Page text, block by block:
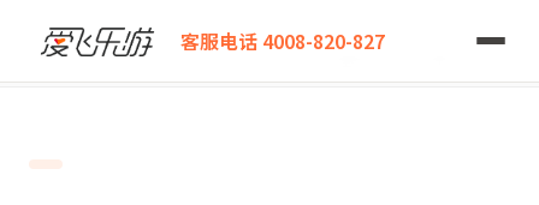
客服电话 4008-820-827
爱飞乐游
2026北欧追光白皮书：从北京躺飞赫尔辛基商务舱全攻略